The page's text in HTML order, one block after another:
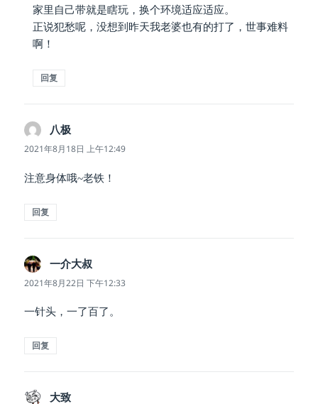
家里自己带就是瞎玩，换个环境适应适应。
正说犯愁呢，没想到昨天我老婆也有的打了，世事难料
啊！
回复
八极
道：
2021年8月18日 上午12:49
注意身体哦~老铁！
回复
一介大叔
道：
2021年8月22日 下午12:33
一针头，一了百了。
回复
大致